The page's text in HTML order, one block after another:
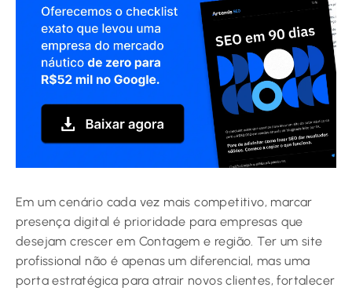
Em um cenário cada vez mais competitivo, marcar
presença digital é prioridade para empresas que
desejam crescer em Contagem e região. Ter um site
profissional não é apenas um diferencial, mas uma
porta estratégica para atrair novos clientes, fortalecer